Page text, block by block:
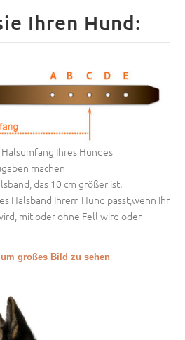
Ihren Hund:
Ihres Hundes
machen
das 10 cm größer ist.
Halsband Ihrem Hund passt,wenn Ihr
mit oder ohne Fell wird oder
großes Bild zu sehen